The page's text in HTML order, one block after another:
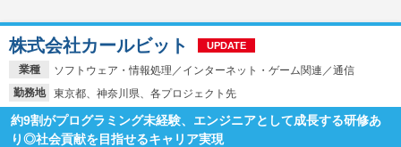
業種
ソフトウェア・情報処理／インターネット・ゲーム関連／通信
勤務地
東京都、神奈川県、各プロジェクト先
株式会社カールビット UPDATE
約9割がプログラミング未経験、エンジニアとして成長する研修あ
り◎社会貢献を目指せるキャリア実現